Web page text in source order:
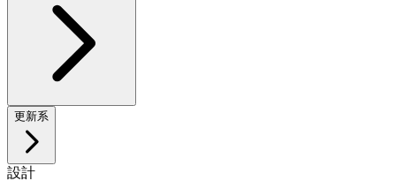
更新系
設計